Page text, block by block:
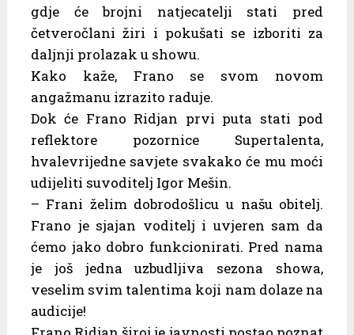
gdje će brojni natjecatelji stati pred
četveročlani žiri i pokušati se izboriti za
daljnji prolazak u showu.
Kako kaže, Frano se svom novom
angažmanu izrazito raduje.
Dok će Frano Ridjan prvi puta stati pod
reflektore pozornice Supertalenta,
hvalevrijedne savjete svakako će mu moći
udijeliti suvoditelj Igor Mešin.
– Frani želim dobrodošlicu u našu obitelj.
Frano je sjajan voditelj i uvjeren sam da
ćemo jako dobro funkcionirati. Pred nama
je još jedna uzbudljiva sezona showa,
veselim svim talentima koji nam dolaze na
audicije!